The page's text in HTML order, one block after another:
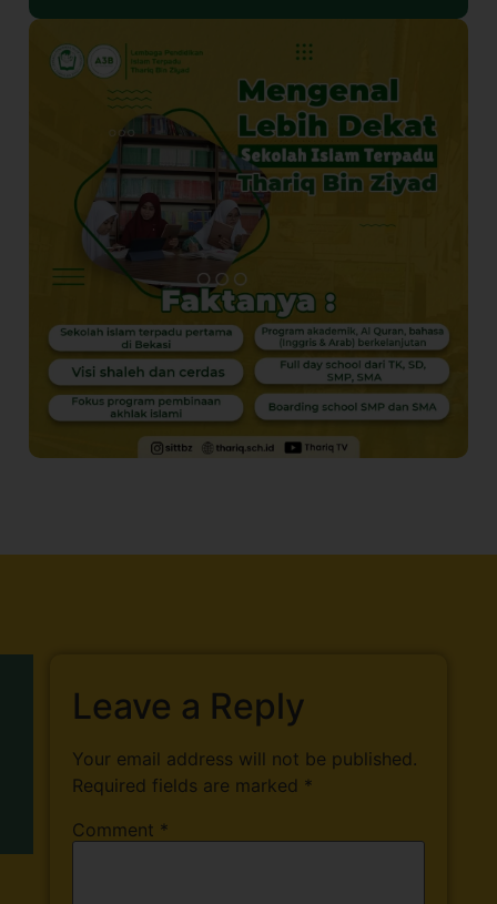
Leave a Reply
Your email address will not be published.
Required fields are marked *
Comment *